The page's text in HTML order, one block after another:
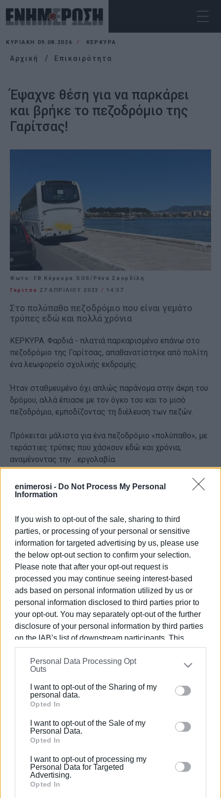
enimerosi - Do Not Process My Personal
Information
If you wish to opt-out of the sale, sharing to third
parties, or processing of your personal or sensitive
information for targeted advertising by us, please use
the below opt-out section to confirm your selection.
Please note that after your opt-out request is
processed you may continue seeing interest-based
ads based on personal information utilized by us or
personal information disclosed to third parties prior to
your opt-out. You may separately opt-out of the further
disclosure of your personal information by third parties
on the IAB’s list of downstream participants. This
information may also be disclosed by us to third parties
on theIAB’s List of Downstream Participants
that may
further disclose it to other third parties.
Please note that this website/app uses one or more
Google services and may gather and store information
behaviour. You may click to grant or deny consent to
Google and its third-party tags to use your data for
section.
Personal Data Processing Opt
Outs
I want to opt-out of the Sharing of my
personal data.
Opted In
I want to opt-out of the Sale of my
Personal Data.
Opted In
I want to opt-out of processing my
Personal Data for Targeted
Advertising.
Opted In
ΚΥΡΙΑΚΉ 09.08.2026 ΚΕΡΚΥΡΑ
Αρχική Επικαιρότητα
Έψαχνε θέση για να παρκάρει
και βρήκε το πεζοδρόμιο της
Γαρίτσας!
Φωτο: FB Kέρκυρα SOS/Ρένα Σκορδίλη
Γαρίτσα 27 ΑΠΡΙΛΊΟΥ 2023 / 14:37
Στο πολύπαθο πεζοδρόμιο που είναι γεμάτο
τρύπες εδώ και πολλά χρόνια
ΚΕΡΚΥΡΑ. Φαρδιά - πλατιά παρκαρισμένο επάνω στο
πεζοδρόμιο της Γαρίτσας, απαθανατίστηκε από πολίτη
ένα λεωφορείο σχολικής εκδρομής.
Ήταν σταθμευμένο όχι απλώς παράνομα στην άκρη του
δρόμου, αλλά έπιασε με τον όγκο του και το μισό
πεζοδρόμιο, εμποδίζοντας τη διέλευση των πεζών.
Πρόκειται μάλιστα για ένα πεζοδρόμιο «πολύπαθο», με
τεράστιες τρύπες που χάσκουν εδώ και χρόνια,
αναμένοντας την ...εργολαβία.
Η ευθύνη γι΄αυτήν την εικόνα δεν ανήκει βεβαίως μόνον
στον οδηγό. Ανήκει επίσης στην Τροχαία, όπως και στο
τουριστικών οχημάτων.
Και είναι περίπου βέβαιο ότι όσες εργολαβίες και να
γίνουν, το πεζοδρόμιο θα καταστραφεί ξανά...
ΧΡΙΣΤΙΝΑ ΓΚΕΡΕΚΟΥ
Εμφανίσεις: 159
Ακολουθήστε το enimerosi στοFacebook